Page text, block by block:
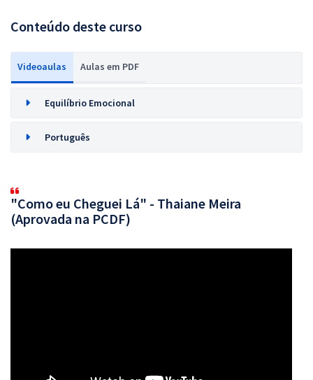
Conteúdo deste curso
Videoaulas Aulas em PDF
Equilíbrio Emocional
Português
"Como eu Cheguei Lá" - Thaiane Meira
(Aprovada na PCDF)